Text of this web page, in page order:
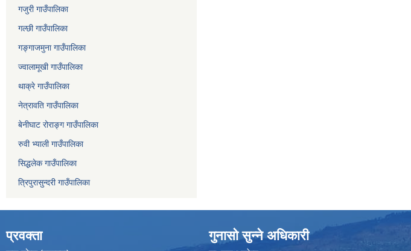
गजुरी गाउँपालिका
गल्छी गाउँपालिका
गङ्गाजमुना गाउँपालिका
ज्वालामूखी गाउँपालिका
थाक्रे गाउँपालिका
नेत्रावति गाउँपालिका
बेनीघाट रोराङ्ग गाउँपालिका
रुवी भ्याली गाउँपालिका
सिद्धलेक गाउँपालिका
त्रिपुरासुन्दरी गाउँपालिका
प्रवक्ता गुनासो सुन्ने अधिकारी